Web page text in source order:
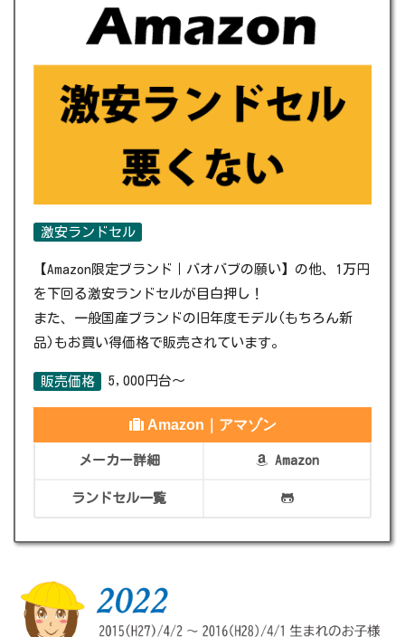
激安ランドセル
【Amazon限定ブランド｜バオバブの願い】の他、1万円
を下回る激安ランドセルが目白押し！
また、一般国産ブランドの旧年度モデル(もちろん新
品)もお買い得価格で販売されています。
販売価格 5,000円台～
Amazon｜アマゾン
メーカー詳細 Amazon
ランドセル一覧